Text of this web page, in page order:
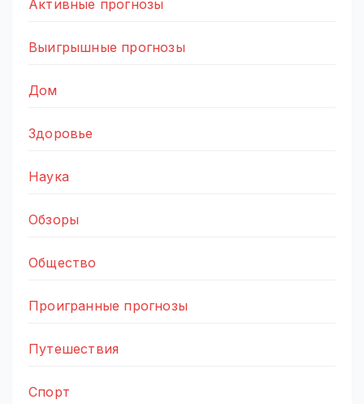
Активные прогнозы
Выигрышные прогнозы
Дом
Здоровье
Наука
Обзоры
Общество
Проигранные прогнозы
Путешествия
Спорт